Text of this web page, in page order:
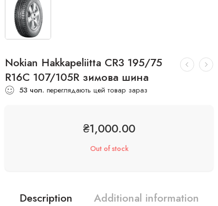
Nokian Hakkapeliitta CR3 195/75
R16C 107/105R зимова шина
53 чол. переглядають цей товар зараз
₴1,000.00
Out of stock
Description Additional information